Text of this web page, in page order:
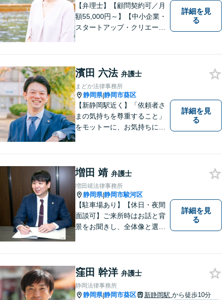
【弁理士】【顧問契約可／月
額55,000円～】【中小企業・
スタートアップ・クリエータ
標、著作権、不正競争防止法
の専門知識・経験豊富」「リ
ーガルフォースの高精度契約
書チェック」
詳細を見
る
濱田 六法 弁護士
まどか法律事務所
静岡県|静岡市葵区
【新静岡駅近く】「依頼者さ
まの気持ちを尊重すること」
をモットーに、お気持ちに寄
ご相談ください【交通事故】
豊富な経験と実績で早期に解
決
詳細を見
る
増田 靖 弁護士
増田靖法律事務所
静岡県|静岡市駿河区
【駐車場あり】【休日・夜間
面談可】ご来所時はお話と背
景をお聞きし、全体像と選択
ください。
詳細を見
る
窪田 幹洋 弁護士
静岡法律事務所
静岡県|静岡市葵区 新静岡駅 から徒歩10分